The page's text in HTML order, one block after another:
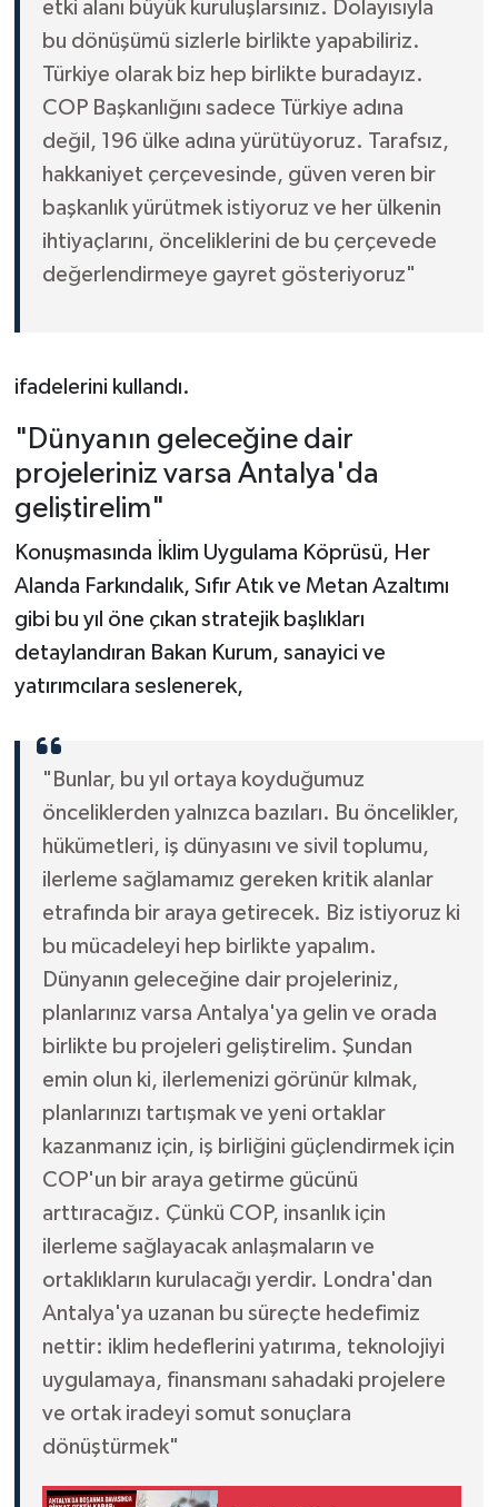
etki alanı büyük kuruluşlarsınız. Dolayısıyla
bu dönüşümü sizlerle birlikte yapabiliriz.
Türkiye olarak biz hep birlikte buradayız.
COP Başkanlığını sadece Türkiye adına
değil, 196 ülke adına yürütüyoruz. Tarafsız,
hakkaniyet çerçevesinde, güven veren bir
başkanlık yürütmek istiyoruz ve her ülkenin
ihtiyaçlarını, önceliklerini de bu çerçevede
değerlendirmeye gayret gösteriyoruz"
ifadelerini kullandı.
"Dünyanın geleceğine dair
projeleriniz varsa Antalya'da
geliştirelim"
Konuşmasında İklim Uygulama Köprüsü, Her
Alanda Farkındalık, Sıfır Atık ve Metan Azaltımı
gibi bu yıl öne çıkan stratejik başlıkları
detaylandıran Bakan Kurum, sanayici ve
yatırımcılara seslenerek,
"Bunlar, bu yıl ortaya koyduğumuz
önceliklerden yalnızca bazıları. Bu öncelikler,
hükümetleri, iş dünyasını ve sivil toplumu,
ilerleme sağlamamız gereken kritik alanlar
etrafında bir araya getirecek. Biz istiyoruz ki
bu mücadeleyi hep birlikte yapalım.
Dünyanın geleceğine dair projeleriniz,
planlarınız varsa Antalya'ya gelin ve orada
birlikte bu projeleri geliştirelim. Şundan
emin olun ki, ilerlemenizi görünür kılmak,
planlarınızı tartışmak ve yeni ortaklar
kazanmanız için, iş birliğini güçlendirmek için
COP'un bir araya getirme gücünü
arttıracağız. Çünkü COP, insanlık için
ilerleme sağlayacak anlaşmaların ve
ortaklıkların kurulacağı yerdir. Londra'dan
Antalya'ya uzanan bu süreçte hedefimiz
nettir: iklim hedeflerini yatırıma, teknolojiyi
uygulamaya, finansmanı sahadaki projelere
ve ortak iradeyi somut sonuçlara
dönüştürmek"